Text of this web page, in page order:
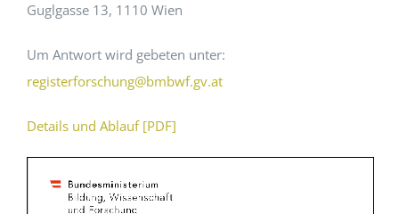
Guglgasse 13, 1110 Wien
Um Antwort wird gebeten unter:
registerforschung@bmbwf.gv.at
Details und Ablauf [PDF]